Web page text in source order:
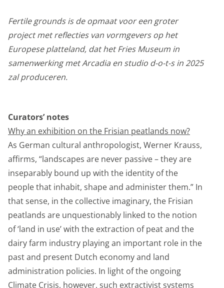
Fertile grounds is de opmaat voor een groter
project met reflecties van vormgevers op het
Europese platteland, dat het Fries Museum in
samenwerking met Arcadia en studio d-o-t-s in 2025
zal produceren.
Curators’ notes
Why an exhibition on the Frisian peatlands now?
As German cultural anthropologist, Werner Krauss,
affirms, “landscapes are never passive – they are
inseparably bound up with the identity of the
people that inhabit, shape and administer them.” In
that sense, in the collective imaginary, the Frisian
peatlands are unquestionably linked to the notion
of ‘land in use’ with the extraction of peat and the
dairy farm industry playing an important role in the
past and present Dutch economy and land
administration policies. In light of the ongoing
Climate Crisis, however, such extractivist systems